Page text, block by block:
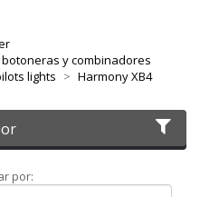
y combinadores
lights
Harmony XB4
por:Ordenar